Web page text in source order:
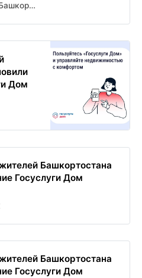
Новости Республики Башкортостан и Уфы ( БСТ )
Дом
Башкортостана
Госуслуги Дом
Башкортостана
Госуслуги Дом